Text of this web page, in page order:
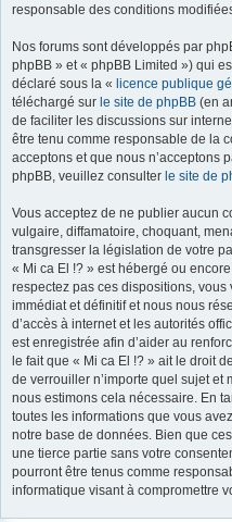
responsable des conditions
Nos forums sont développés par
phpBB » et « phpBB Limited ») qui
déclaré sous la « licence publique
téléchargé sur le site de phpBB (en
de faciliter les discussions sur
être tenu comme responsable de la
acceptons et que nous n’acceptons
phpBB, veuillez consulter le site de
Vous acceptez de ne publier aucun
vulgaire, diffamatoire, choquant,
transgresser la législation de votre
« Mi ca El !? » est hébergé ou
respectez pas ces dispositions,
immédiat et définitif et nous nous
d’accès à internet et les autorités
est enregistrée afin d’aider au
le fait que « Mi ca El !? » ait le droit
de verrouiller n’importe quel sujet et
nous estimons cela nécessaire. En
toutes les informations que vous
notre base de données. Bien que
une tierce partie sans votre
pourront être tenus comme
informatique visant à compromettre